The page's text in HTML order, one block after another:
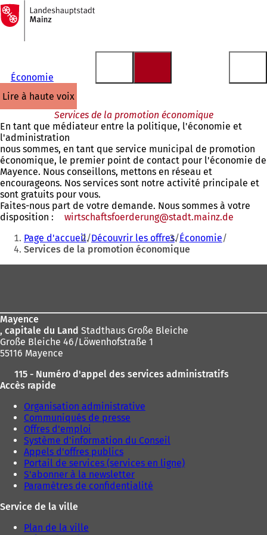
Accéder au contenu
Vers
la
page
d'accueil
Économie
lire à haute voix
Services de la promotion économique
En tant que médiateur entre la politique, l'économie et
l'administration
nous sommes, en tant que service municipal de promotion
économique, le premier point de contact pour l'économie de
Mayence. Nous conseillons, mettons en réseau et
encourageons. Nos services sont notre activité principale et
sont gratuits pour vous.
Faites-nous part de votre demande. Nous sommes à votre
disposition :
wirtschaftsfoerderung stadt.mainz de
Vous
êtes
ici
Page d'accueil Découvrir les offres Économie
Services de la promotion économique
Mayence
, capitale du Land Stadthaus Große Bleiche
Große Bleiche 46/Löwenhofstraße 1
55116 Mayence
115 - Numéro d'appel des services administratifs
Accès rapide
Organisation administrative
Communiqués de presse
Offres d'emploi
Système d'information du Conseil
Appels d'offres publics
Portail de services (services en ligne)
S'abonner à la newsletter
Paramètres de confidentialité
Service de la ville
Plan de la ville